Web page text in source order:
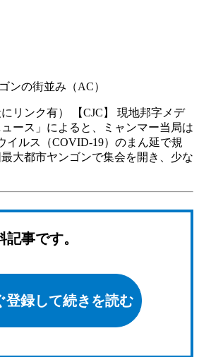
ンの街並み（AC）
リンク有） 【CJC】 現地邦字メデ
ース」によると、ミャンマー当局は
イルス（COVID-19）のまん延で規
大都市ヤンゴンで集会を開き、少な
事です。
登録して続きを読む